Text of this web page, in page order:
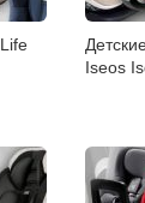
Iseos